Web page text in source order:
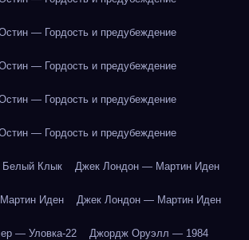
— Гордость и предубеждение
— Гордость и предубеждение
— Гордость и предубеждение
— Гордость и предубеждение
Клык Джек Лондон — Мартин Иден
Иден Джек Лондон — Мартин Иден
— Уловка-22 Джордж Оруэлл — 1984